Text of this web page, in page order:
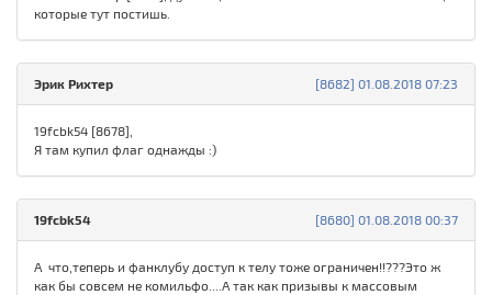
которые тут постишь.
[8682] 01.08.2018 07:23
Эрик Рихтер
19fcbk54 [8678],
Я там купил флаг однажды :)
[8680] 01.08.2018 00:37
19fcbk54
А что,теперь и фанклубу доступ к телу тоже ограничен!!???Это ж
как бы совсем не комильфо....А так как призывы к массовым